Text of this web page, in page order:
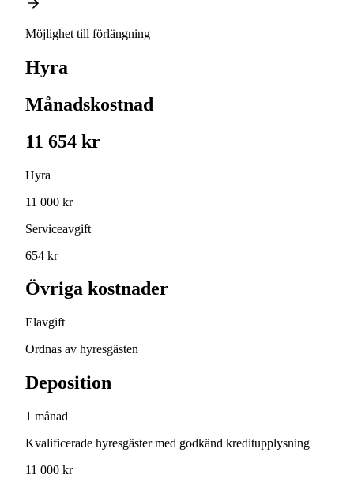
Möjlighet till förlängning
Hyra
Månadskostnad
11 654 kr
Hyra
11 000 kr
Serviceavgift
654 kr
Övriga kostnader
Elavgift
Ordnas av hyresgästen
Deposition
1 månad
Kvalificerade hyresgäster med godkänd kreditupplysning
11 000 kr